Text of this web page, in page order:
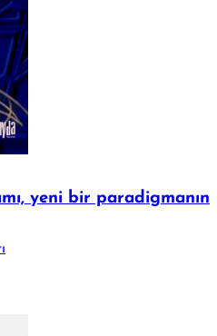
yeni bir paradigmanın